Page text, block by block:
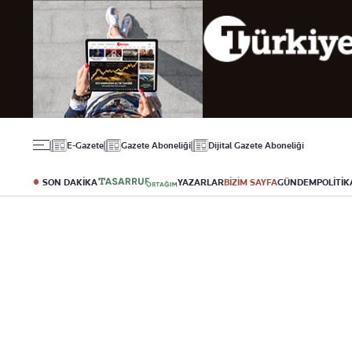
E-Gazete Gazete Aboneliği Dijital Gazete Aboneliği
SON DAKİKA YAZARLARBİZİM SAYFAGÜNDEM
Politika
Ekonomi
Borsa
Altın
Döviz
Hisse Senedi
Kripto Para
T-Otomobil
Futbol
Puan Durumu